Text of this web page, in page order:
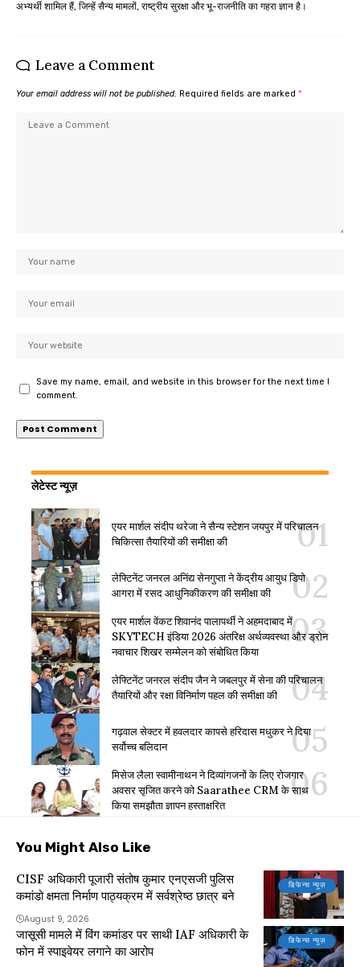
अभ्यर्थी शामिल हैं, जिन्हें सैन्य मामलों, राष्ट्रीय सुरक्षा और भू-राजनीति का गहरा ज्ञान है।
Leave a Comment
Your email address will not be published. Required fields are marked *
Save my name, email, and website in this browser for the next time I
comment.
लेटेस्ट न्यूज़
एयर मार्शल संदीप थरेजा ने सैन्य स्टेशन जयपुर में परिचालन
चिकित्सा तैयारियों की समीक्षा की
लेफ्टिनेंट जनरल अनिंद्य सेनगुप्ता ने केंद्रीय आयुध डिपो
आगरा में रसद आधुनिकीकरण की समीक्षा की
एयर मार्शल वेंकट शिवानंद पालापर्थी ने अहमदाबाद में
SKYTECH इंडिया 2026 अंतरिक्ष अर्थव्यवस्था और ड्रोन
नवाचार शिखर सम्मेलन को संबोधित किया
लेफ्टिनेंट जनरल संदीप जैन ने जबलपुर में सेना की परिचालन
तैयारियों और रक्षा विनिर्माण पहल की समीक्षा की
गढ़वाल सेक्टर में हवलदार कापसे हरिदास मधुकर ने दिया
सर्वोच्च बलिदान
मिसेज लैला स्वामीनाथन ने दिव्यांगजनों के लिए रोजगार
अवसर सृजित करने को Saarathee CRM के साथ
किया समझौता ज्ञापन हस्ताक्षरित
You Might Also Like
डिफेन्स न्यूज़
CISF अधिकारी पूजारी संतोष कुमार एनएसजी पुलिस
कमांडो क्षमता निर्माण पाठ्यक्रम में सर्वश्रेष्ठ छात्र बने
August 9, 2026
डिफेन्स न्यूज़
जासूसी मामले में विंग कमांडर पर साथी IAF अधिकारी के
फोन में स्पाइवेयर लगाने का आरोप